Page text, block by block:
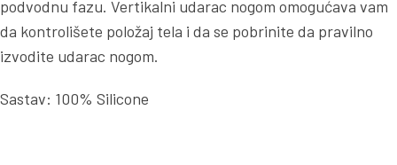
podvodnu fazu. Vertikalni udarac nogom omogućava vam
da kontrolišete položaj tela i da se pobrinite da pravilno
izvodite udarac nogom.
Sastav: 100% Silicone